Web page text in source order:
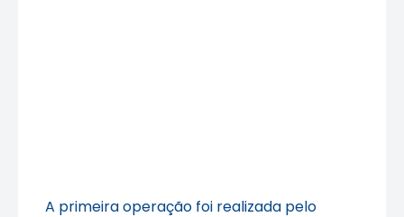
A primeira operação foi realizada pelo